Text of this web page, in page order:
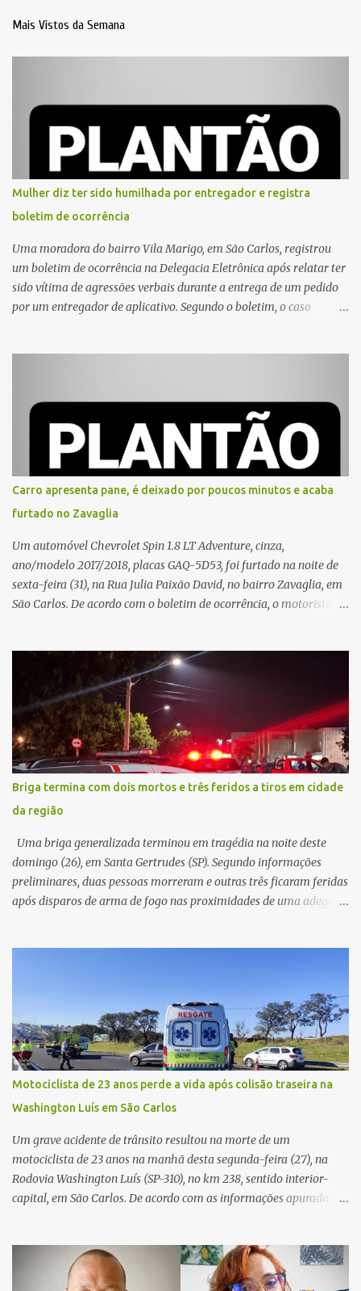
Mais Vistos da Semana
Mulher diz ter sido humilhada por entregador e registra
boletim de ocorrência
Uma moradora do bairro Vila Marigo, em São Carlos, registrou
um boletim de ocorrência na Delegacia Eletrônica após relatar ter
sido vítima de agressões verbais durante a entrega de um pedido
por um entregador de aplicativo. Segundo o boletim, o caso
proximidades. Ainda conforme o registro policial, a vítima relatou
que, ao receber a entrega, voltou a ser ofendida com palavras de
baixo calão e insultos. Ela informou à Polícia Civil que mora
sozinha e que se sentiu ameaçada, coagida e humilhada com a
situação. Fonte: São Carlos Agora
Carro apresenta pane, é deixado por poucos minutos e acaba
furtado no Zavaglia
Um automóvel Chevrolet Spin 1.8 LT Adventure, cinza,
ano/modelo 2017/2018, placas GAQ-5D53, foi furtado na noite de
sexta-feira (31), na Rua Julia Paixão David, no bairro Zavaglia, em
São Carlos. De acordo com o boletim de ocorrência, o motorista
partida. Ainda segundo o registro policial, o condutor estacionou o
carro, certificou-se de que todas as portas estavam trancadas,
permaneceu com a chave de ignição e se ausentou do local por
cerca de dez minutos para buscar ajuda. Ao retornar, constatou
que o automóvel havia desaparecido. A vítima realizou buscas
pelas imediações, mas não conseguiu localizar o veículo.
Conforme o boletim, um menino de aproximadamente 10 anos
relatou ter visto a Spin passando pelo local fazendo um forte ruído,
característica compatível com o problema mecânico que o veículo
já apresentava antes do furto. O carro possui seguro e, segundo a
v...
Briga termina com dois mortos e três feridos a tiros em cidade
da região
Uma briga generalizada terminou em tragédia na noite deste
domingo (26), em Santa Gertrudes (SP). Segundo informações
preliminares, duas pessoas morreram e outras três ficaram feridas
após disparos de arma de fogo nas proximidades de uma adega. O
diversos disparos. Duas vítimas morreram ainda no local. Outras
três pessoas foram baleadas e socorridas. Até o momento, não
foram divulgadas informações oficiais sobre o estado de saúde dos
feridos. Equipes da Polícia Militar de Santa Gertrudes atenderam a
ocorrência e isolaram a área para o trabalho da perícia. Até a
última atualização, nenhum suspeito havia sido preso. A Polícia
Civil investigará a motivação da briga, a autoria dos disparos e as
circunstâncias do crime. A ocorrência segue em anda...
Motociclista de 23 anos perde a vida após colisão traseira na
Washington Luís em São Carlos
Um grave acidente de trânsito resultou na morte de um
motociclista de 23 anos na manhã desta segunda-feira (27), na
Rodovia Washington Luís (SP-310), no km 238, sentido interior-
capital, em São Carlos. De acordo com as informações apuradas no
veículo, o trânsito estava lento e congestionado devido a obras
realizadas na rodovia, momento em que ocorreu o impacto. Com